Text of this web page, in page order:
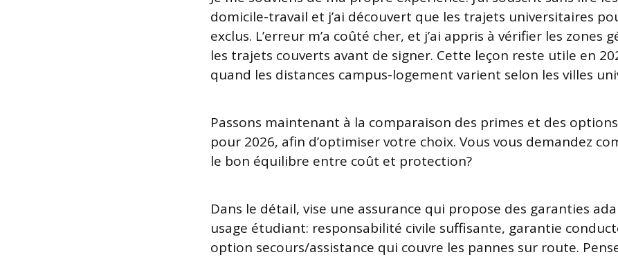
domicile-travail et j’ai découvert que les trajets universitaires
exclus. L’erreur m’a coûté cher, et j’ai appris à vérifier les zones
les trajets couverts avant de signer. Cette leçon reste utile en
quand les distances campus-logement varient selon les villes
Passons maintenant à la comparaison des primes et des
pour 2026, afin d’optimiser votre choix. Vous vous demandez
le bon équilibre entre coût et protection?
Dans le détail, vise une assurance qui propose des garanties
usage étudiant: responsabilité civile suffisante, garantie
option secours/assistance qui couvre les pannes sur route.